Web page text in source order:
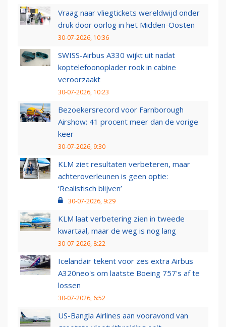
Vraag naar vliegtickets wereldwijd onder
druk door oorlog in het Midden-Oosten
30-07-2026, 10:36
SWISS-Airbus A330 wijkt uit nadat
koptelefoonoplader rook in cabine
veroorzaakt
30-07-2026, 10:23
Bezoekersrecord voor Farnborough
Airshow: 41 procent meer dan de vorige
keer
30-07-2026, 9:30
KLM ziet resultaten verbeteren, maar
achteroverleunen is geen optie:
‘Realistisch blijven’
30-07-2026, 9:29
KLM laat verbetering zien in tweede
kwartaal, maar de weg is nog lang
30-07-2026, 8:22
Icelandair tekent voor zes extra Airbus
A320neo's om laatste Boeing 757's af te
lossen
30-07-2026, 6:52
US-Bangla Airlines aan vooravond van